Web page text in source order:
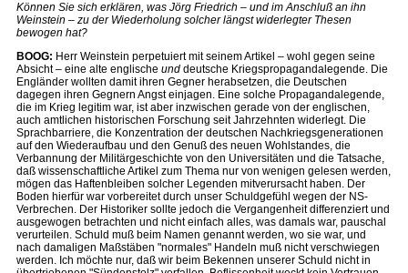
Können Sie sich erklären, was Jörg Friedrich – und im Anschluß an ihn
Weinstein – zu der Wiederholung solcher längst widerlegter Thesen
bewogen hat?
BOOG: Herr Weinstein perpetuiert mit seinem Artikel – wohl gegen seine
Absicht – eine alte englische und deutsche Kriegspropagandalegende. Die
Engländer wollten damit ihren Gegner herabsetzen, die Deutschen
dagegen ihren Gegnern Angst einjagen. Eine solche Propagandalegende,
die im Krieg legitim war, ist aber inzwischen gerade von der englischen,
auch amtlichen historischen Forschung seit Jahrzehnten widerlegt. Die
Sprachbarriere, die Konzentration der deutschen Nachkriegsgenerationen
auf den Wiederaufbau und den Genuß des neuen Wohlstandes, die
Verbannung der Militärgeschichte von den Universitäten und die Tatsache,
daß wissenschaftliche Artikel zum Thema nur von wenigen gelesen werden,
mögen das Haftenbleiben solcher Legenden mitverursacht haben. Der
Boden hierfür war vorbereitet durch unser Schuldgefühl wegen der NS-
Verbrechen. Der Historiker sollte jedoch die Vergangenheit differenziert und
ausgewogen betrachten und nicht einfach alles, was damals war, pauschal
verurteilen. Schuld muß beim Namen genannt werden, wo sie war, und
nach damaligen Maßstäben "normales" Handeln muß nicht verschwiegen
werden. Ich möchte nur, daß wir beim Bekennen unserer Schuld nicht in